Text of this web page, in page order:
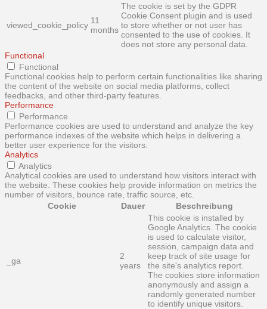
viewed_cookie_policy 11
months
The cookie is set by the GDPR
Cookie Consent plugin and is used
to store whether or not user has
consented to the use of cookies. It
does not store any personal data.
Functional
Functional
Functional cookies help to perform certain functionalities like sharing
the content of the website on social media platforms, collect
feedbacks, and other third-party features.
Performance
Performance
Performance cookies are used to understand and analyze the key
performance indexes of the website which helps in delivering a
better user experience for the visitors.
Analytics
Analytics
Analytical cookies are used to understand how visitors interact with
the website. These cookies help provide information on metrics the
number of visitors, bounce rate, traffic source, etc.
Cookie
Dauer Beschreibung
_ga
2
years
This cookie is installed by
Google Analytics. The cookie
is used to calculate visitor,
session, campaign data and
keep track of site usage for
the site's analytics report.
The cookies store information
anonymously and assign a
randomly generated number
to identify unique visitors.